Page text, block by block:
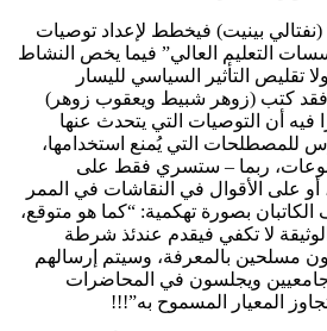
(نفتالي بينيت) فيخطط لإعداد توصيات
التعليم العالي” فيما يخص النشاط
تقليص التأثير السياسي لليسار
فقد كتب (زوهر شبيط ويعقوب زوهر)
فيه أن التوصيات التي يتحدث عنها
للمصطلحات التي يُمنع استخدامها،
ربما – ستسري فقط على
أو على الأقوال في النقاشات في الممر
بصورة تهكمية: “كما هو متوقع،
لا تكفي فيقدم عندئذ شرطة
مسلحين بالمعرفة، وسيتم إرسالهم
ويجلسون في المحاضرات
المعيار المسموح به”!!!